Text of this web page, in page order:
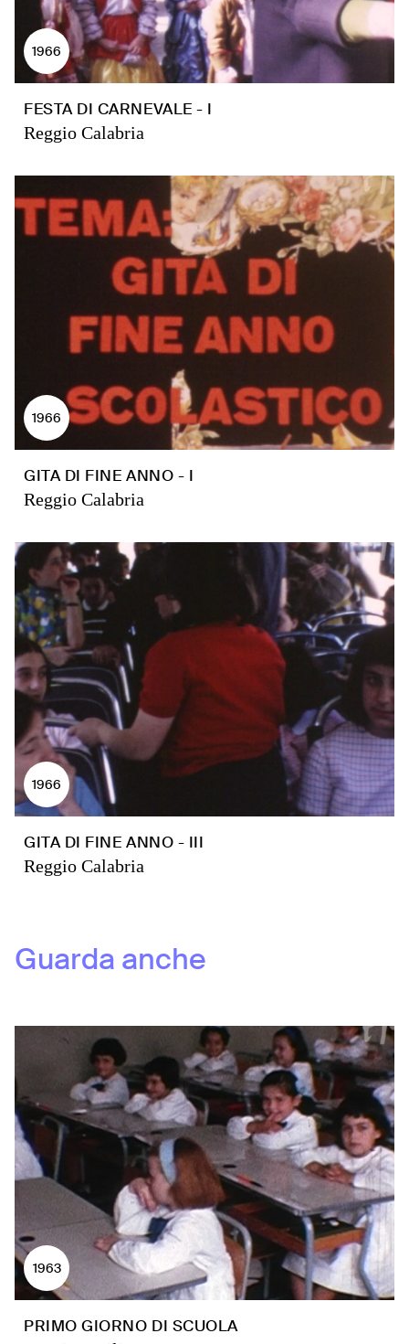
1966
FESTA DI CARNEVALE - I
Reggio Calabria
1966
GITA DI FINE ANNO - I
Reggio Calabria
1966
GITA DI FINE ANNO - III
Reggio Calabria
Guarda anche
1963
PRIMO GIORNO DI SCUOLA